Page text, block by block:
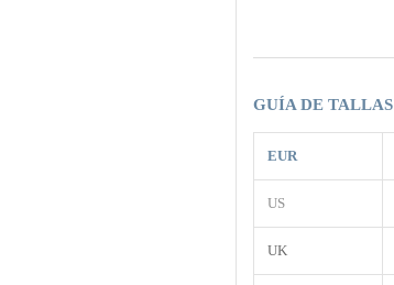
GUÍA DE TALLAS
EUR
US
UK